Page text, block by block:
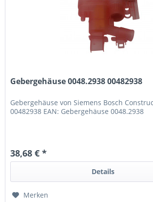
Gebergehäuse 0048.2938 00482938
Gebergehäuse von Siemens Bosch
00482938 EAN: Gebergehäuse 0048.2938
38,68 € *
Details
Merken